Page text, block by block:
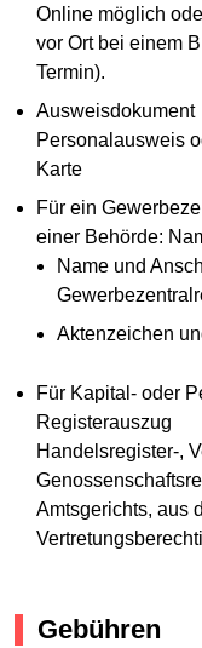
Online möglich
vor Ort bei einem
Termin).
Ausweisdokument
Personalausweis
Karte
Für ein
einer Behörde:
Name und
Aktenzeichen
Für Kapital- oder
Registerauszug
Handelsregister-,
Amtsgerichts, aus
Gebühren